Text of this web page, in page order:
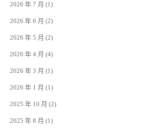
2026 年 7 月 (1)
2026 年 6 月 (2)
2026 年 5 月 (2)
2026 年 4 月 (4)
2026 年 3 月 (1)
2026 年 1 月 (1)
2025 年 10 月 (2)
2025 年 8 月 (1)